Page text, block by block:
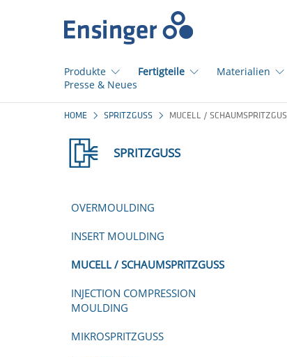
Produkte Fertigteile Materialien
Presse & Neues
HOME SPRITZGUSS MUCELL / SCHAUMSPRITZGUSS
SPRITZGUSS
OVERMOULDING
INSERT MOULDING
MUCELL / SCHAUMSPRITZGUSS
INJECTION COMPRESSION
MOULDING
MIKROSPRITZGUSS